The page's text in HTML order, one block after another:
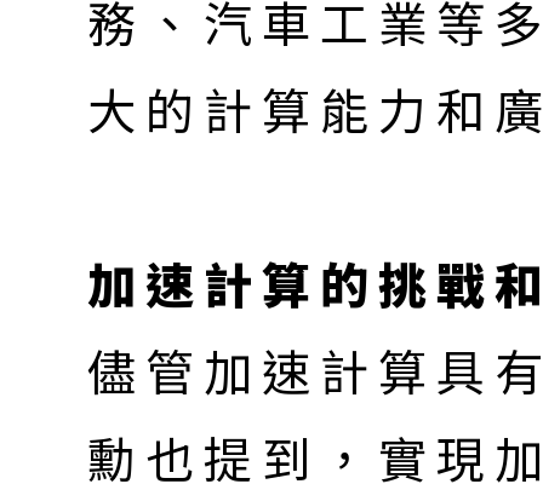
務、汽車工業等
大的計算能力和
加速計算的挑戰
儘管加速計算具
勳也提到，實現